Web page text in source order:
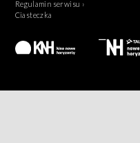
Regulamin serwisu ›
Ciasteczka